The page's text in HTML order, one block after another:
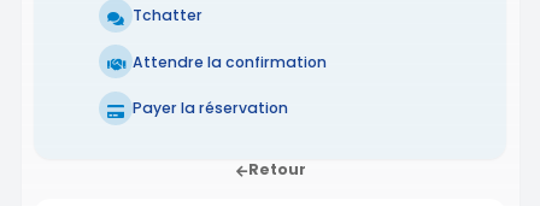
Tchatter
Attendre la confirmation
Payer la réservation
Retour